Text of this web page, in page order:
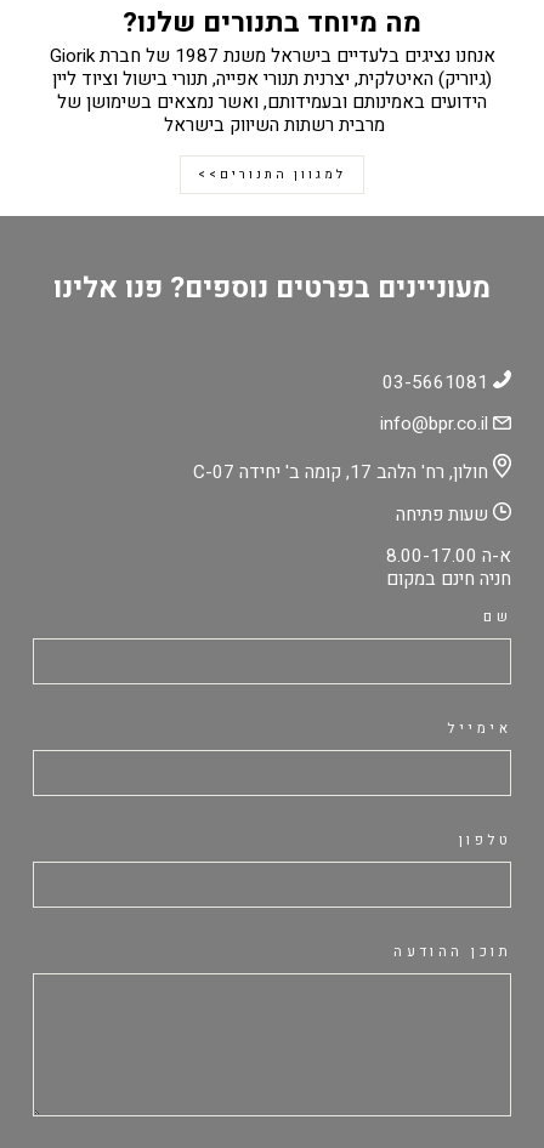
מה מיוחד בתנורים שלנו?
אנחנו נציגים בלעדיים בישראל משנת 1987 של חברת Giorik
(גיוריק) האיטלקית, יצרנית תנורי אפייה, תנורי בישול וציוד ליין
הידועים באמינותם ובעמידותם, ואשר נמצאים בשימושן של
מרבית רשתות השיווק בישראל
למגוון התנורים>>
מעוניינים בפרטים נוספים? פנו אלינו
חולון, רח' הלהב 17, קומה ב' יחידה C-07
שעות פתיחה
א-ה 8.00-17.00
חניה חינם במקום
שם
אימייל
טלפון
תוכן ההודעה